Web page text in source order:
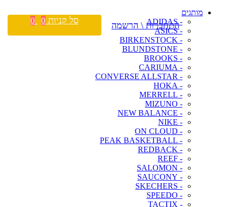
מותגים
- ADIDAS
- ASICS
- BIRKENSTOCK
- BLUNDSTONE
- BROOKS
- CARIUMA
- CONVERSE ALLSTAR
- HOKA
- MERRELL
- MIZUNO
- NEW BALANCE
- NIKE
- ON CLOUD
- PEAK BASKETBALL
- REDBACK
- REEF
- SALOMON
- SAUCONY
- SKECHERS
- SPEEDO
- TACTIX
התחברות \ הרשמה סל קניות 0
0